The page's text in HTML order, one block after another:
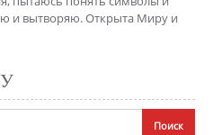
и вытворяю. Открыта Миру и